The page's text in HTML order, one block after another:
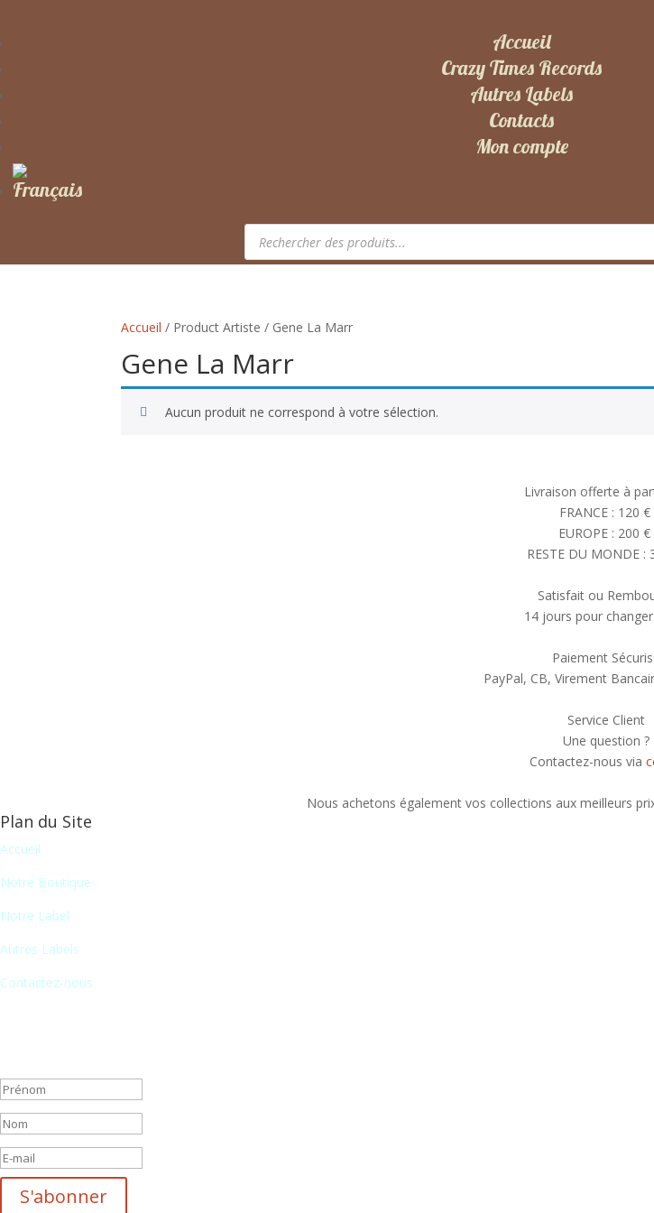
Accueil
Crazy Times Records
Autres Labels
Contacts
Mon compte
Recherche
produits
Accueil / Product Artiste / Gene La Marr
Gene La Marr
Aucun produit ne correspond à votre sélection.
Livraison offerte à
FRANCE : 120 €
EUROPE : 200 €
RESTE DU MONDE :
Satisfait ou
14 jours pour changer
Paiement
PayPal, CB, Virement
Service Client
Une question ?
Contactez-nous via
Nous achetons également vos collections aux meilleurs
Plan du Site
Accueil
Notre Boutique
Notre Label
Autres Labels
Contactez-nous
S'abonner